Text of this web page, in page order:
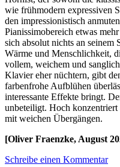
wie frühmodern expressiven
den impressionistisch
Pianissimobereich etwas
sich absolut nichts an seinem
Wärme und Menschlichkeit,
vollem, weichem und
Klavier eher nüchtern, gibt
farbenfrohe Aufblühen
interessante Effekte bringt.
unbeteiligt. Hoch konzentriert
mit weichen Übergängen.
[Oliver Fraenzke, August
Schreibe einen Kommentar